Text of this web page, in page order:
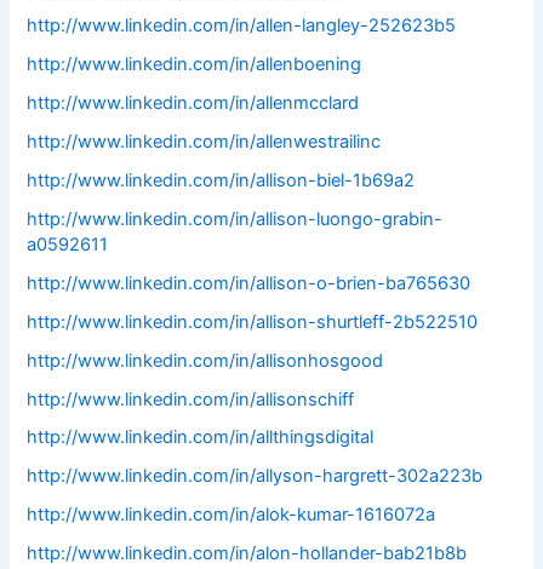
http://www.linkedin.com/in/allen-langley-252623b5
http://www.linkedin.com/in/allenboening
http://www.linkedin.com/in/allenmcclard
http://www.linkedin.com/in/allenwestrailinc
http://www.linkedin.com/in/allison-biel-1b69a2
http://www.linkedin.com/in/allison-luongo-grabin-
a0592611
http://www.linkedin.com/in/allison-o-brien-ba765630
http://www.linkedin.com/in/allison-shurtleff-2b522510
http://www.linkedin.com/in/allisonhosgood
http://www.linkedin.com/in/allisonschiff
http://www.linkedin.com/in/allthingsdigital
http://www.linkedin.com/in/allyson-hargrett-302a223b
http://www.linkedin.com/in/alok-kumar-1616072a
http://www.linkedin.com/in/alon-hollander-bab21b8b